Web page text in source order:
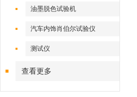
油墨脱色试验机
汽车内饰肖伯尔试验仪
测试仪
查看更多